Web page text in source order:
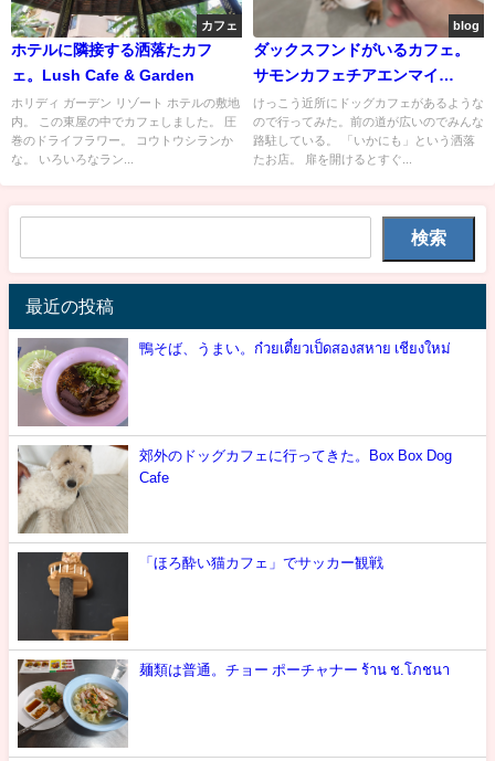
カフェ
ホテルに隣接する洒落たカフ
ェ。Lush Cafe & Garden
ホリディ ガーデン リゾート ホテルの敷地
内。 この東屋の中でカフェしました。 圧
巻のドライフラワー。 コウトウシランか
な。 いろいろなラン...
blog
ダックスフンドがいるカフェ。
サモンカフェチアエンマイ
SAMORN CAFE CHIANG MAI
สมร
けっこう近所にドッグカフェがあるような
ので行ってみた。前の道が広いのでみんな
路駐している。 「いかにも」という洒落
たお店。 扉を開けるとすぐ...
検索
最近の投稿
鴨そば、うまい。ก๋วยเตี๋ยวเป็ดสองสหาย เชียงใหม่
郊外のドッグカフェに行ってきた。Box Box Dog
Cafe
「ほろ酔い猫カフェ」でサッカー観戦
麺類は普通。チョー ポーチャナー ร้าน ช.โภชนา